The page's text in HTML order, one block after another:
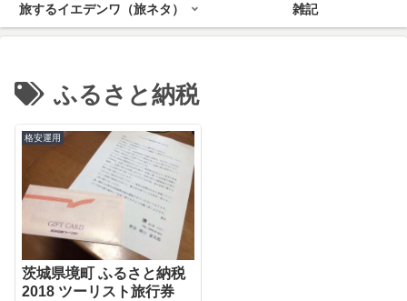
旅するイエデンワ（旅ネタ） 雑記
ふるさと納税
格安運用
茨城県境町 ふるさと納税
2018 ツーリスト旅行券